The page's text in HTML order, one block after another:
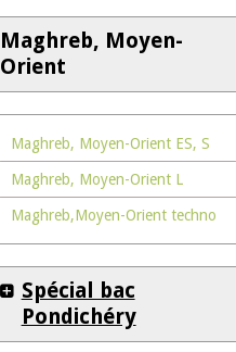
Maghreb, Moyen-
Orient
Maghreb, Moyen-Orient ES, S
Maghreb, Moyen-Orient L
Maghreb,Moyen-Orient techno
Spécial bac
Pondichéry